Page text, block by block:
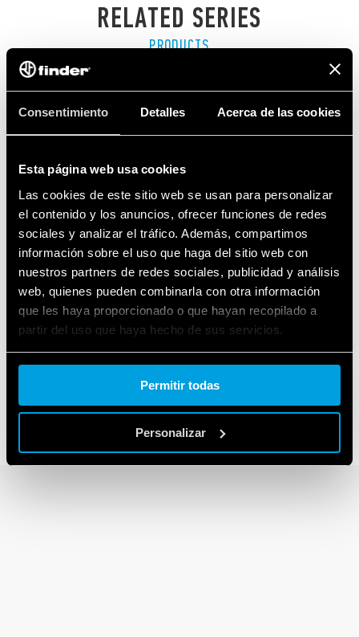
Consentimiento Detalles Acerca de las cookies
Esta página web usa cookies
Las cookies de este sitio web se usan para personalizar
el contenido y los anuncios, ofrecer funciones de redes
sociales y analizar el tráfico. Además, compartimos
información sobre el uso que haga del sitio web con
nuestros partners de redes sociales, publicidad y análisis
web, quienes pueden combinarla con otra información
que les haya proporcionado o que hayan recopilado a
partir del uso que haya hecho de sus servicios.
Cookie policy.
Permitir todas
Personalizar
RELATED SERIES
PRODUCTS
SERIE 90
Bases para relés de las series 60 y 88